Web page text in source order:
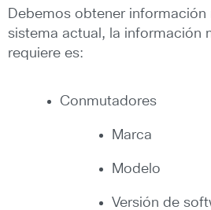
Debemos obtener información
sistema actual, la información
requiere es:
Conmutadores
Marca
Modelo
Versión de